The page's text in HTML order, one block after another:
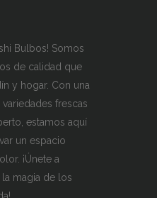
Bulbos! Somos
de calidad que
y hogar. Con una
frescas
estamos aquí
un espacio
¡Únete a
magia de los